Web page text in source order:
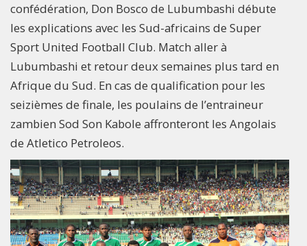
confédération, Don Bosco de Lubumbashi débute
les explications avec les Sud-africains de Super
Sport United Football Club. Match aller à
Lubumbashi et retour deux semaines plus tard en
Afrique du Sud. En cas de qualification pour les
seizièmes de finale, les poulains de l’entraineur
zambien Sod Son Kabole affronteront les Angolais
de Atletico Petroleos.